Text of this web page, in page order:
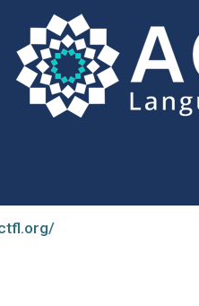
國內外徵才